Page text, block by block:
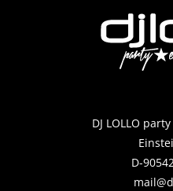
DJ LOLLO
D-